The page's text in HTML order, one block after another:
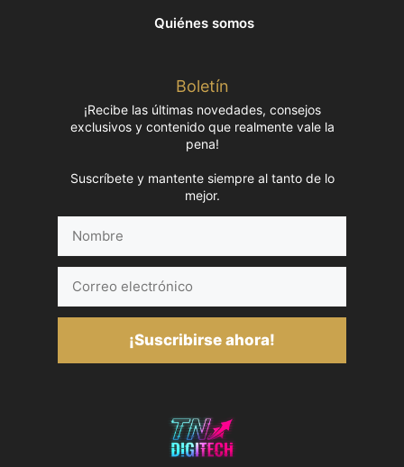
Quiénes somos
Boletín
¡Recibe las últimas novedades, consejos
exclusivos y contenido que realmente vale la
pena!
Suscríbete y mantente siempre al tanto de lo
mejor.
electrónico
¡Suscribirse ahora!